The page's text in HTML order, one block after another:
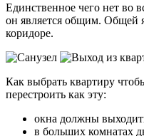
Единственное чего нет во
он является общим. Общей
коридоре.
Как выбрать квартиру
перестроить как эту:
окна должны
в больших комнатах